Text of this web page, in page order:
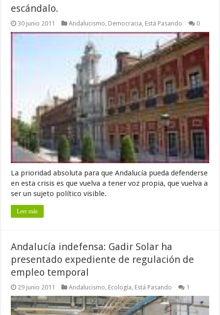
escándalo.
30 junio 2011 Andalucismo, Democracia, Está Pasando 0
La prioridad absoluta para que Andalucía pueda defenderse
en esta crisis es que vuelva a tener voz propia, que vuelva a
ser un sujeto político visible.
Leer más
Andalucía indefensa: Gadir Solar ha
presentado expediente de regulación de
empleo temporal
29 junio 2011 Andalucismo, Ecología, Está Pasando 1